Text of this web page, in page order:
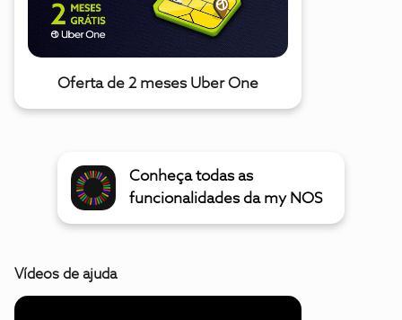
Oferta de 2 meses Uber One
Conheça todas as
funcionalidades da my NOS
Vídeos de ajuda